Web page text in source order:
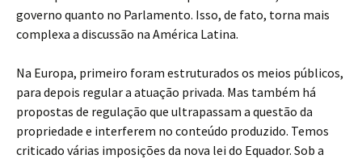
governo quanto no Parlamento. Isso, de fato, torna mais
complexa a discussão na América Latina.
Na Europa, primeiro foram estruturados os meios públicos,
para depois regular a atuação privada. Mas também há
propostas de regulação que ultrapassam a questão da
propriedade e interferem no conteúdo produzido. Temos
criticado várias imposições da nova lei do Equador. Sob a